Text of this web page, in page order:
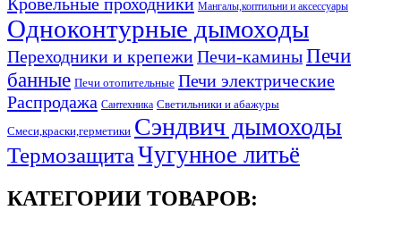
Мангалы,коптильни и аксессуары
Одноконтурные дымоходы
Переходники и крепежиПечи-каминыПечи
банные Печи отопительные Печи электрические
Распродажа Сантехника Светильники и абажуры
Смеси,краски,герметики Сэндвич дымоходы
ТермозащитаЧугунное литьё
КАТЕГОРИИ ТОВАРОВ: